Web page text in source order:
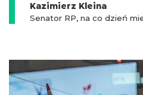
Kazimierz Kleina
Senator RP, na co dzień